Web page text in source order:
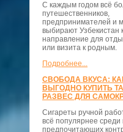
С каждым годом всё
путешественников,
предпринимателей и
выбирают Узбекистан
направление для
или визита к родным.
Подробнее...
СВОБОДА ВКУСА:
ВЫГОДНО КУПИТЬ
РАЗВЕС ДЛЯ
Сигареты ручной
всё популярнее среди
предпочитающих